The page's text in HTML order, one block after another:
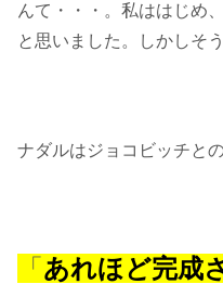
んて・・・。私ははじめ
と思いました。しかしそ
ナダルはジョコビッチと
「あれほど完成